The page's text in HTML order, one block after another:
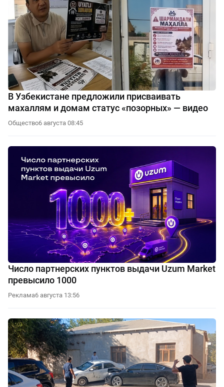
В Узбекистане предложили присваивать
махаллям и домам статус «позорных» — видео
Общество6 августа 08:45
Число партнерских пунктов выдачи Uzum Market
превысило 1000
Реклама6 августа 13:56